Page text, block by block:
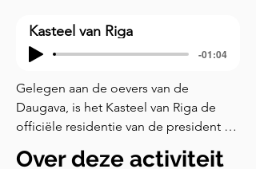
Kasteel van Riga
-01:04
Gelegen aan de oevers van de
Daugava, is het Kasteel van Riga de
officiële residentie van de president
kasteel werd gelegd in het begin van
Over deze activiteit